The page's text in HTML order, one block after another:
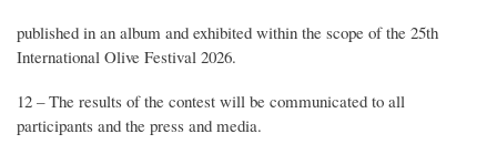
published in an album and exhibited within the scope of the 25th
International Olive Festival 2026.
12 – The results of the contest will be communicated to all
participants and the press and media.